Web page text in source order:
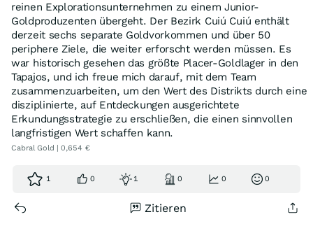
reinen Explorationsunternehmen zu einem Junior-
Goldproduzenten übergeht. Der Bezirk Cuiú Cuiú enthält
derzeit sechs separate Goldvorkommen und über 50
periphere Ziele, die weiter erforscht werden müssen. Es
war historisch gesehen das größte Placer-Goldlager in den
Tapajos, und ich freue mich darauf, mit dem Team
zusammenzuarbeiten, um den Wert des Distrikts durch eine
disziplinierte, auf Entdeckungen ausgerichtete
Erkundungsstrategie zu erschließen, die einen sinnvollen
langfristigen Wert schaffen kann.
Cabral Gold | 0,654 €
1 0 1 0 0 0
Zitieren